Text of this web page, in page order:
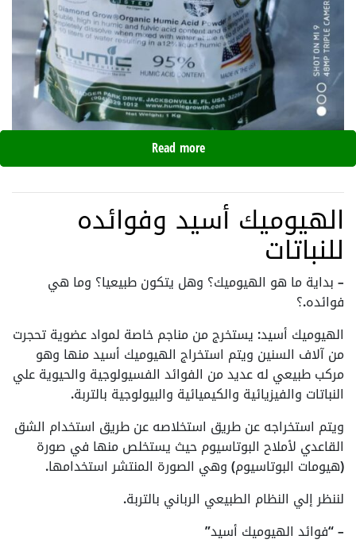
Read more
الهيوميك أسيد وفوائده
للنباتات
– بداية ما هو الهيوميك؟ وهل يتكون طبيعيا؟ وما هي
فوائده.؟
الهيوميك أسيد: يستخرج من مناجم خاصة لمواد عضوية تحجرت
من آلاف السنين ويتم استخراج الهيوميك أسيد منها وهو
مركب طبيعي له عديد من الفوائد الفسيولوجية والحيوية علي
النباتات والفيزيائية والكيميائية والبيولوجية بالتربة.
ويتم استخراجه عن طريق استخلاصه عن طريق استخدام الشق
القاعدي لأملاح البوتاسيوم حيث يستخلص منها في صورة
(هيومات البوتاسيوم) وهي الصورة المنتشر استخدامها.
لننظر إلي النظام الطبيعي الرباني بالتربة.
– “فوائد الهيوميك أسيد”